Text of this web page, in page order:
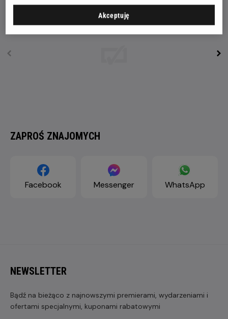
ZAPROŚ ZNAJOMYCH
Facebook Messenger WhatsApp
NEWSLETTER
Bądź na bieżąco z najnowszymi premierami, wydarzeniami i
ofertami specjalnymi, kuponami rabatowymi
Akceptuję